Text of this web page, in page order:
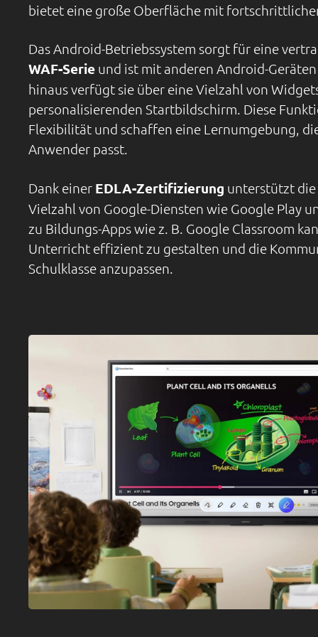
bietet eine große Oberfläche mit
Das Android-Betriebssystem sorgt für eine
WAF-Serie und ist mit anderen Android-
hinaus verfügt sie über eine Vielzahl von
personalisierenden Startbildschirm. Diese
Flexibilität und schaffen eine Lernumgebung,
Anwender passt.
Dank einer EDLA-Zertifizierung unterstützt die
Vielzahl von Google-Diensten wie Google Play
zu Bildungs-Apps wie z. B. Google Classroom
Unterricht effizient zu gestalten und die
Schulklasse anzupassen.